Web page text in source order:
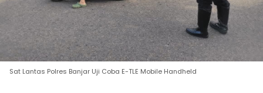
Sat Lantas Polres Banjar Uji Coba E-TLE Mobile Handheld